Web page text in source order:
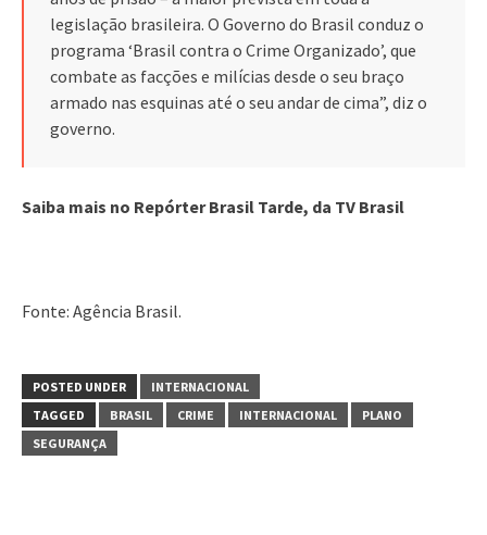
legislação brasileira. O Governo do Brasil conduz o
programa ‘Brasil contra o Crime Organizado’, que
combate as facções e milícias desde o seu braço
armado nas esquinas até o seu andar de cima”, diz o
governo.
Saiba mais no Repórter Brasil Tarde, da TV Brasil
Fonte: Agência Brasil.
POSTED UNDER
INTERNACIONAL
TAGGED
BRASIL CRIME INTERNACIONAL
PLANO
SEGURANÇA